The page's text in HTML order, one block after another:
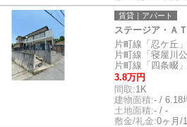
賃貸｜アパート
ステージア・ＡＴ
片町線「忍ケ丘
片町線「寝屋川
片町線「四条畷
3.8万円
間取:1K
建物面積:- / 6.18
土地面積:- / -
敷金/礼金:0ヶ月/